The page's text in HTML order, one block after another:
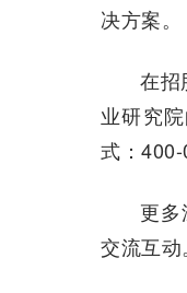
决方案。
在招
业研究
式：400-
更
交流互动。